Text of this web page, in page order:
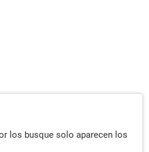
los busque solo aparecen los